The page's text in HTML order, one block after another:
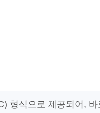
형식으로 제공되어, 바